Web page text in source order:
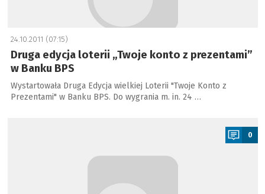
24.10.2011 (07:15)
Druga edycja loterii „Twoje konto z prezentami”
w Banku BPS
Wystartowała Druga Edycja wielkiej Loterii "Twoje Konto z
Prezentami" w Banku BPS. Do wygrania m. in. 24 …
0